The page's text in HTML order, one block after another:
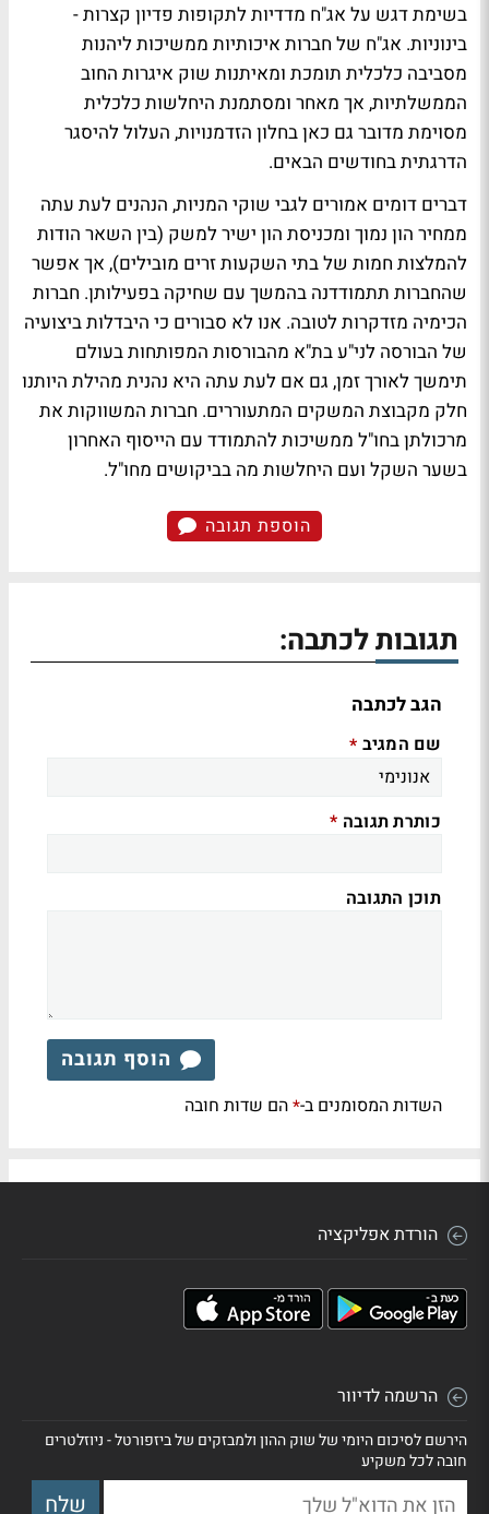
בשימת דגש על אג"ח מדדיות לתקופות פדיון קצרות -
בינוניות. אג"ח של חברות איכותיות ממשיכות ליהנות
מסביבה כלכלית תומכת ומאיתנות שוק איגרות החוב
הממשלתיות, אך מאחר ומסתמנת היחלשות כלכלית
מסוימת מדובר גם כאן בחלון הזדמנויות, העלול להיסגר
הדרגתית בחודשים הבאים.
דברים דומים אמורים לגבי שוקי המניות, הנהנים לעת עתה
ממחיר הון נמוך ומכניסת הון ישיר למשק (בין השאר הודות
להמלצות חמות של בתי השקעות זרים מובילים), אך אפשר
שהחברות תתמודדנה בהמשך עם שחיקה בפעילותן. חברות
הכימיה מזדקרות לטובה. אנו לא סבורים כי היבדלות ביצועיה
של הבורסה לני"ע בת"א מהבורסות המפותחות בעולם
תימשך לאורך זמן, גם אם לעת עתה היא נהנית מהילת היותנו
חלק מקבוצת המשקים המתעוררים. חברות המשווקות את
מרכולתן בחו"ל ממשיכות להתמודד עם הייסוף האחרון
בשער השקל ועם היחלשות מה בביקושים מחו"ל.
הוספת תגובה
תגובות לכתבה:
הגב לכתבה
שם המגיב *
כותרת תגובה *
תוכן התגובה
הוסף תגובה
השדות המסומנים ב-*הם שדות חובה
הורדת אפליקציה
הרשמה לדיוור
הירשם לסיכום היומי של שוק ההון ולמבזקים של ביזפורטל - ניוזלטרים
חובה לכל משקיע